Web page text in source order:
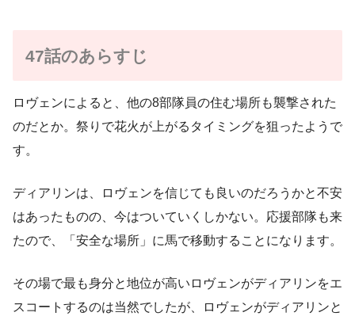
47話のあらすじ
ロヴェンによると、他の8部隊員の住む場所も襲撃された
のだとか。祭りで花火が上がるタイミングを狙ったようで
す。
ディアリンは、ロヴェンを信じても良いのだろうかと不安
はあったものの、今はついていくしかない。応援部隊も来
たので、「安全な場所」に馬で移動することになります。
その場で最も身分と地位が高いロヴェンがディアリンをエ
スコートするのは当然でしたが、ロヴェンがディアリンと